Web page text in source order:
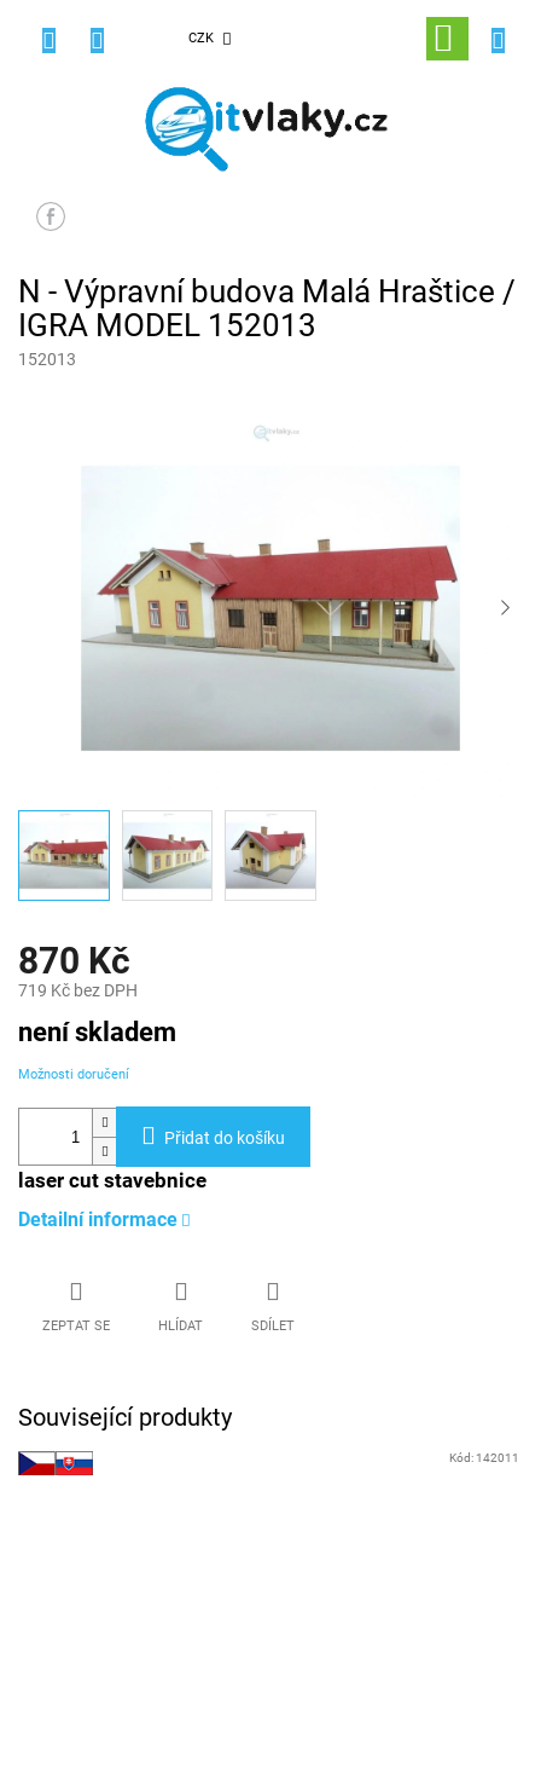
CZK
NÁKUPNÍ
KOŠÍK
N - Výpravní budova Malá Hraštice /
IGRA MODEL 152013
152013
870 Kč
719 Kč bez DPH
cena:
není skladem
Možnosti doručení
Přidat do košíku
laser cut stavebnice
Detailní informace
ZEPTAT SE HLÍDAT SDÍLET
Související produkty
Kód: 142011